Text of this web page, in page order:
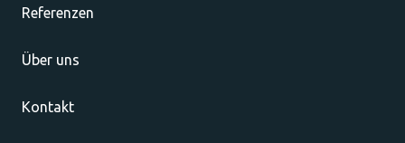
Referenzen
Über uns
Kontakt